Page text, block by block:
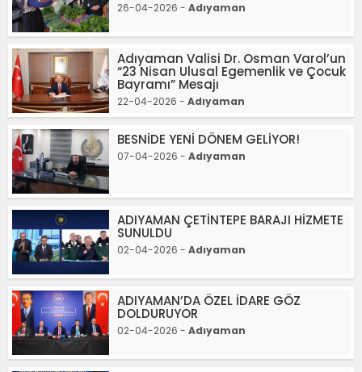
26-04-2026 - Adıyaman
Adıyaman Valisi Dr. Osman Varol’un
“23 Nisan Ulusal Egemenlik ve Çocuk
Bayramı” Mesajı
22-04-2026 - Adıyaman
BESNİDE YENİ DÖNEM GELİYOR!
07-04-2026 - Adıyaman
ADIYAMAN ÇETİNTEPE BARAJI HİZMETE
SUNULDU
02-04-2026 - Adıyaman
ADIYAMAN’DA ÖZEL İDARE GÖZ
DOLDURUYOR
02-04-2026 - Adıyaman